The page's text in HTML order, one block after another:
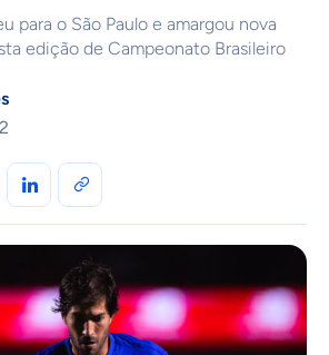
para o São Paulo e amargou nova
edição de Campeonato Brasileiro